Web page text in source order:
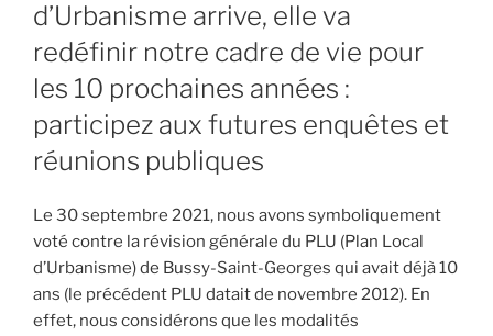
d’Urbanisme arrive, elle va
redéfinir notre cadre de vie pour
les 10 prochaines années :
participez aux futures enquêtes et
réunions publiques
Le 30 septembre 2021, nous avons symboliquement
voté contre la révision générale du PLU (Plan Local
d’Urbanisme) de Bussy-Saint-Georges qui avait déjà 10
ans (le précédent PLU datait de novembre 2012). En
effet, nous considérons que les modalités